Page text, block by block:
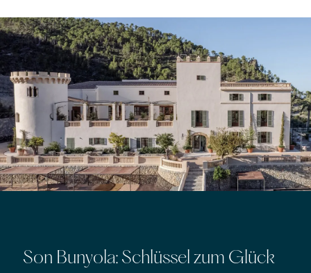
Son Bunyola: Schlüssel zum Glück